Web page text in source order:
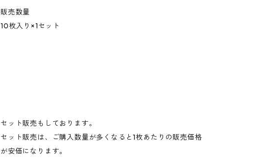
販売数量
10枚入り×1セット
セット販売もしております。
セット販売は、ご購入数量が多くなると1枚あたりの販売価格
が安価になります。